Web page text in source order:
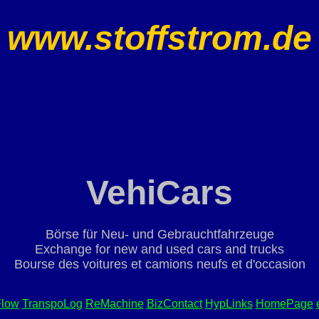
www.stoffstrom.de
VehiCars
Börse für Neu- und Gebrauchtfahrzeuge
Exchange for new and used cars and trucks
Bourse des voitures et camions neufs et d'occasion
TranspoLog ReMachine BizContact HypLinks HomePage